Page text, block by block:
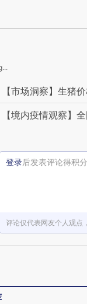
市场洞察】生猪
境内疫情观察】
登录后发表评论得积分
评论仅代表网友个人观点